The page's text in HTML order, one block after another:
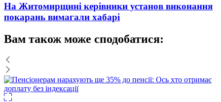
На Житомирщині керівники установ виконання
покарань вимагали хабарі
Вам також може сподобатися: